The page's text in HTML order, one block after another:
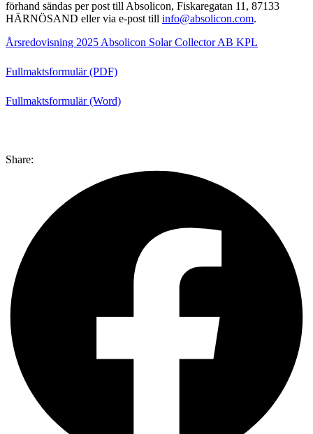
förhand sändas per post till Absolicon, Fiskaregatan 11, 87133
HÄRNÖSAND eller via e-post till info@absolicon.com.
Årsredovisning 2025 Absolicon Solar Collector AB KPL
Fullmaktsformulär (PDF)
Fullmaktsformulär (Word)
Share: